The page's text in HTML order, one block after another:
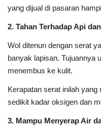
yang dijual di pasaran
2. Tahan Terhadap Api
Wol ditenun dengan serat
banyak lapisan. Tujuannya
menembus ke kulit.
Kerapatan serat inilah
sedikit kadar oksigen dan
3. Mampu Menyerap Air